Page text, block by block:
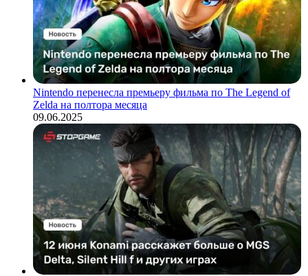
Nintendo перенесла премьеру фильма по The Legend of
Zelda на полтора месяца
09.06.2025